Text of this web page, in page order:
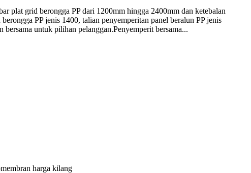
plat grid berongga PP dari 1200mm hingga 2400mm dan ketebalan
PP jenis 1400, talian penyemperitan panel beralun PP jenis
untuk pilihan pelanggan.Penyemperit bersama...
harga kilang